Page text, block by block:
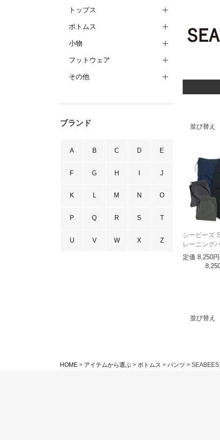
トップス
ボトムス
小物
フットウェア
その他
ブランド
A B C D E
F G H I J
K L M N O
P Q R S T
U V W X Z
並び替え
シービーズ
レーニング
定価 8,250
並び替え
HOME アイテムから選ぶ ボトムス パンツ SEABEES